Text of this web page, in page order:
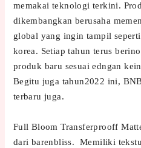
memakai teknologi terkini.
dikembangkan berusaha
global yang ingin tampil
korea. Setiap tahun terus
produk baru sesuai edngan
Begitu juga tahun2022 ini,
terbaru juga.
Full Bloom Transferprooff
dari barenbliss. Memiliki